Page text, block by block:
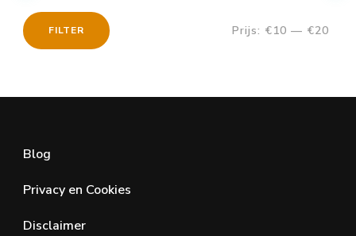
FILTER Prijs: €10 — €20
Blog
Privacy en Cookies
Disclaimer